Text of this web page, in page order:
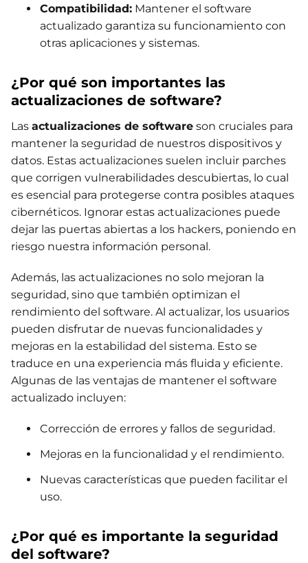
Compatibilidad: Mantener el software
actualizado garantiza su funcionamiento con
otras aplicaciones y sistemas.
¿Por qué son importantes las
actualizaciones de software?
Las actualizaciones de software son cruciales para
mantener la seguridad de nuestros dispositivos y
datos. Estas actualizaciones suelen incluir parches
que corrigen vulnerabilidades descubiertas, lo cual
es esencial para protegerse contra posibles ataques
cibernéticos. Ignorar estas actualizaciones puede
dejar las puertas abiertas a los hackers, poniendo en
riesgo nuestra información personal.
Además, las actualizaciones no solo mejoran la
seguridad, sino que también optimizan el
rendimiento del software. Al actualizar, los usuarios
pueden disfrutar de nuevas funcionalidades y
mejoras en la estabilidad del sistema. Esto se
traduce en una experiencia más fluida y eficiente.
Algunas de las ventajas de mantener el software
actualizado incluyen:
Corrección de errores y fallos de seguridad.
Mejoras en la funcionalidad y el rendimiento.
Nuevas características que pueden facilitar el
uso.
¿Por qué es importante la seguridad
del software?